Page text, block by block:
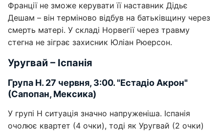
Франції не зможе керувати її наставник Дідьє
Дешам – він терміново відбув на батьківщину через
смерть матері. У складі Норвегії через травму
стегна не зіграє захисник Юліан Рюерсон.
Уругвай – Іспанія
Група Н. 27 червня, 3:00. "Естадіо Акрон"
(Сапопан, Мексика)
У групі H ситуація значно напруженіша. Іспанія
очолює квартет (4 очки), тоді як Уругвай (2 очки)